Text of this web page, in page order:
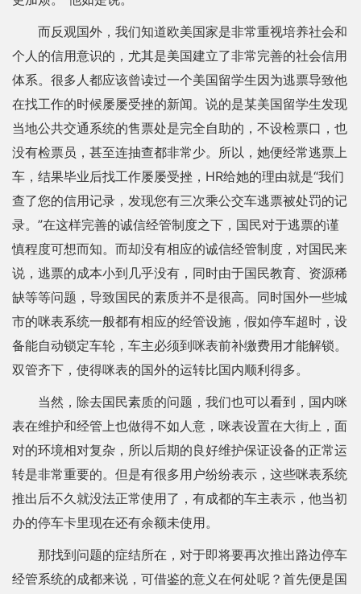
而反观国外，我们知道欧美国家是非常重视培养社会和
个人的信用意识的，尤其是美国建立了非常完善的社会信用
体系。很多人都应该曾读过一个美国留学生因为逃票导致他
在找工作的时候屡屡受挫的新闻。说的是某美国留学生发现
当地公共交通系统的售票处是完全自助的，不设检票口，也
没有检票员，甚至连抽查都非常少。所以，她便经常逃票上
车，结果毕业后找工作屡屡受挫，HR给她的理由就是“我们
查了您的信用记录，发现您有三次乘公交车逃票被处罚的记
录。”在这样完善的诚信经管制度之下，国民对于逃票的谨
慎程度可想而知。而却没有相应的诚信经管制度，对国民来
说，逃票的成本小到几乎没有，同时由于国民教育、资源稀
缺等等问题，导致国民的素质并不是很高。同时国外一些城
市的咪表系统一般都有相应的经管设施，假如停车超时，设
备能自动锁定车轮，车主必须到咪表前补缴费用才能解锁。
双管齐下，使得咪表的国外的运转比国内顺利得多。
当然，除去国民素质的问题，我们也可以看到，国内咪
表在维护和经管上也做得不如人意，咪表设置在大街上，面
对的环境相对复杂，所以后期的良好维护保证设备的正常运
转是非常重要的。但是有很多用户纷纷表示，这些咪表系统
推出后不久就没法正常使用了，有成都的车主表示，他当初
办的停车卡里现在还有余额未使用。
那找到问题的症结所在，对于即将要再次推出路边停车
经管系统的成都来说，可借鉴的意义在何处呢？首先便是国